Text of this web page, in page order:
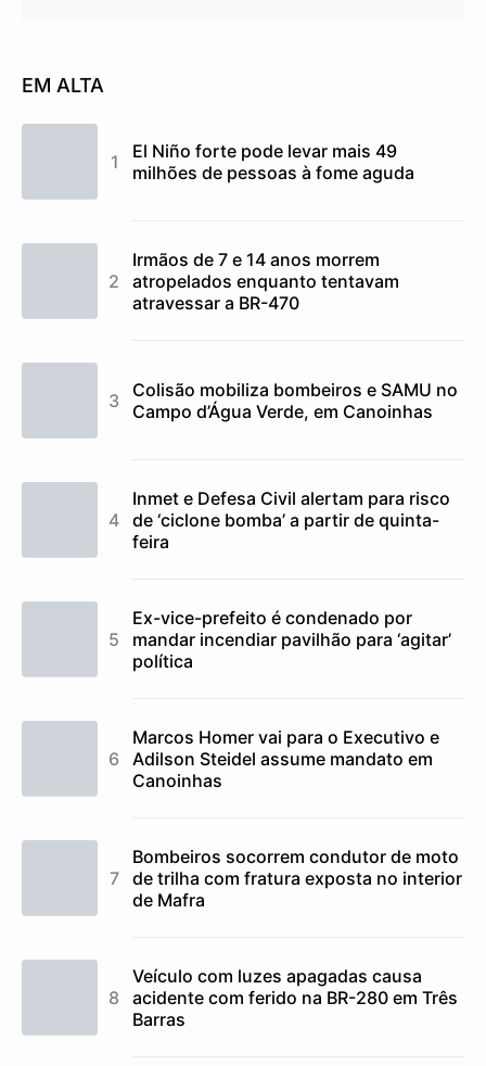
EM ALTA
El Niño forte pode levar mais 49
milhões de pessoas à fome aguda
Irmãos de 7 e 14 anos morrem
atropelados enquanto tentavam
atravessar a BR-470
Colisão mobiliza bombeiros e SAMU no
Campo d’Água Verde, em Canoinhas
Inmet e Defesa Civil alertam para risco
de ‘ciclone bomba’ a partir de quinta-
feira
Ex-vice-prefeito é condenado por
mandar incendiar pavilhão para ‘agitar’
política
Marcos Homer vai para o Executivo e
Adilson Steidel assume mandato em
Canoinhas
Bombeiros socorrem condutor de moto
de trilha com fratura exposta no interior
de Mafra
Veículo com luzes apagadas causa
acidente com ferido na BR-280 em Três
Barras